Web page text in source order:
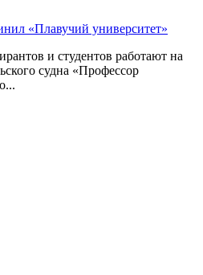
«Плавучий университет»
и студентов работают на
судна «Профессор